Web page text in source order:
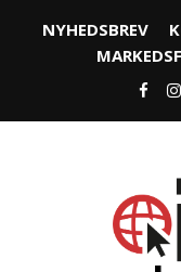
NYHEDSBREV